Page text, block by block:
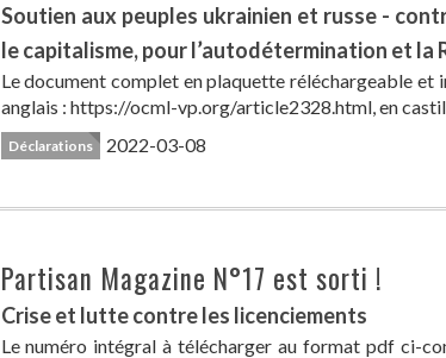
Soutien aux peuples ukrainien et russe -
le capitalisme, pour l’autodétermination et la
Le document complet en plaquette réléchargeable
anglais : https://ocml-vp.org/article2328.html, en
Déclarations 2022-03-08
Partisan Magazine N°17 est sorti !
Crise et lutte contre les licenciements
Le numéro intégral à télécharger au format pdf ci-